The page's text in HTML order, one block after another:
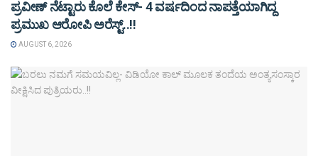
ಪ್ರವೀಣ್ ನೆಟ್ಟಾರು ಕೊಲೆ ಕೇಸ್‌- 4 ವರ್ಷದಿಂದ ನಾಪತ್ತೆಯಾಗಿದ್ದ
ಪ್ರಮುಖ ಆರೋಪಿ ಅರೆಸ್ಟ್‌..!!
AUGUST 6, 2026